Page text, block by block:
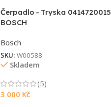
Čerpadlo – Tryska 0414720015
BOSCH
Bosch
SKU: W00588
Skladem
(5)
3 000 Kč